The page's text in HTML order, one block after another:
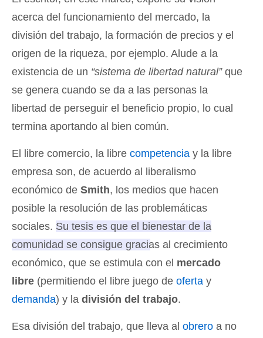
acerca del funcionamiento del mercado, la
división del trabajo, la formación de precios y el
origen de la riqueza, por ejemplo. Alude a la
existencia de un “sistema de libertad natural”que
se genera cuando se da a las personas la
libertad de perseguir el beneficio propio, lo cual
termina aportando al bien común.
El libre comercio, la libre competencia y la libre
empresa son, de acuerdo al liberalismo
económico de Smith, los medios que hacen
posible la resolución de las problemáticas
sociales. Su tesis es que el bienestar de la
comunidad se consigue gracias al crecimiento
económico, que se estimula con el mercado
libre (permitiendo el libre juego de oferta y
demanda) y la división del trabajo.
Esa división del trabajo, que lleva al obrero a no